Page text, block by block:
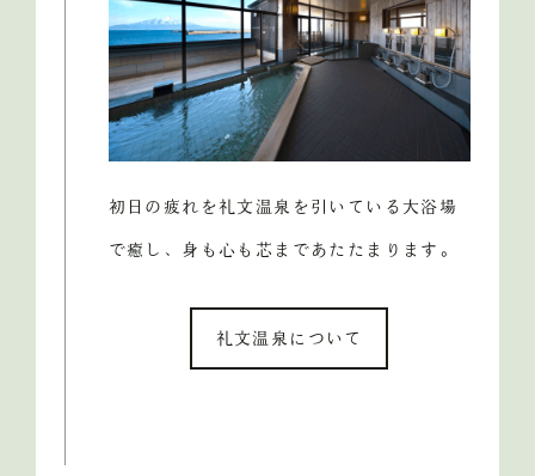
初日の疲れを礼文温泉を引いている大浴場
で癒し、身も心も芯まであたたまります。
礼文温泉について